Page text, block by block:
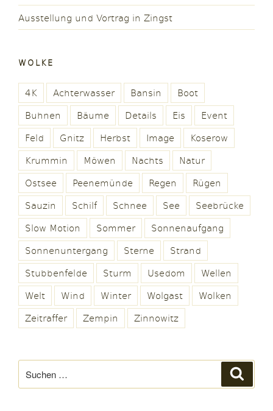
Ausstellung und Vortrag in Zingst
WOLKE
4K Achterwasser Bansin
Boot
Buhnen
Bäume Details Eis
Event
Feld
Gnitz Herbst Image
Koserow
Krummin
Möwen Nachts
Natur
Ostsee
Peenemünde Regen
Rügen
Sauzin
Schilf Schnee See
Seebrücke
Slow Motion
Sommer
Sonnenaufgang
Sonnenuntergang
Sterne
Strand
Stubbenfelde
Sturm Usedom
Wellen
Welt
Wind Winter Wolgast
Wolken
Zeitraffer
Zempin Zinnowitz
nach: